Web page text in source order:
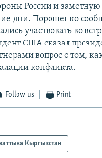
России и
дни. Порошенко
участвовать во
США сказал
вопрос о том,
конфликта.
Follow us Print
Кыргызстан